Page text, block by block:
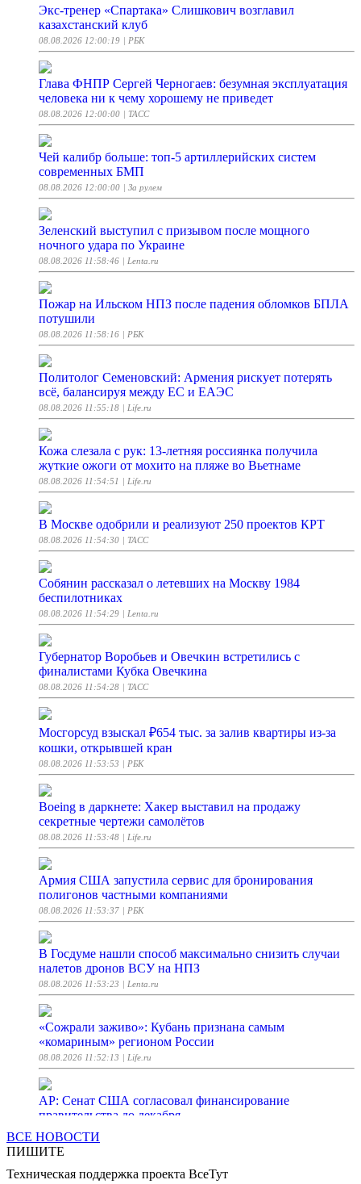
Экс-тренер «Спартака» Слишкович возглавил
казахстанский клуб
08.08.2026 12:00:19 | РБК
Глава ФНПР Сергей Черногаев: безумная эксплуатация
человека ни к чему хорошему не приведет
08.08.2026 12:00:00 | ТАСС
Чей калибр больше: топ-5 артиллерийских систем
современных БМП
08.08.2026 12:00:00 | За рулем
Зеленский выступил с призывом после мощного
ночного удара по Украине
08.08.2026 11:58:46 | Lenta.ru
Пожар на Ильском НПЗ после падения обломков БПЛА
потушили
08.08.2026 11:58:16 | РБК
Политолог Семеновский: Армения рискует потерять
всё, балансируя между ЕС и ЕАЭС
08.08.2026 11:55:18 | Life.ru
Кожа слезала с рук: 13-летняя россиянка получила
жуткие ожоги от мохито на пляже во Вьетнаме
08.08.2026 11:54:51 | Life.ru
В Москве одобрили и реализуют 250 проектов КРТ
08.08.2026 11:54:30 | ТАСС
Собянин рассказал о летевших на Москву 1984
беспилотниках
08.08.2026 11:54:29 | Lenta.ru
Губернатор Воробьев и Овечкин встретились с
финалистами Кубка Овечкина
08.08.2026 11:54:28 | ТАСС
Мосгорсуд взыскал ₽654 тыс. за залив квартиры из-за
кошки, открывшей кран
08.08.2026 11:53:53 | РБК
Boeing в даркнете: Хакер выставил на продажу
секретные чертежи самолётов
08.08.2026 11:53:48 | Life.ru
Армия США запустила сервис для бронирования
полигонов частными компаниями
08.08.2026 11:53:37 | РБК
В Госдуме нашли способ максимально снизить случаи
налетов дронов ВСУ на НПЗ
08.08.2026 11:53:23 | Lenta.ru
«Сожрали заживо»: Кубань признана самым
«комариным» регионом России
08.08.2026 11:52:13 | Life.ru
AP: Сенат США согласовал финансирование
правительства до декабря
08.08.2026 11:51:18
В Чебоксарах водитель без прав и с признаками
ВСЕ НОВОСТИ
ПИШИТЕ
Техническая поддержка проекта ВсеТут